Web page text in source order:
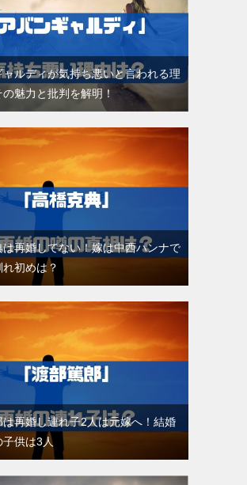
ャルディが気持ち悪いと言われる理
魅力と批判を解明！
は再婚してない！嫁は中西ハンナで
初めは？
は再婚し連れ子2人は元嫁へ！結婚
子供は3人